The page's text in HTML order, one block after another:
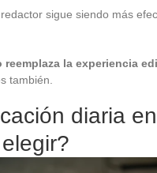
sigue siendo más
la experiencia
también.
diaria